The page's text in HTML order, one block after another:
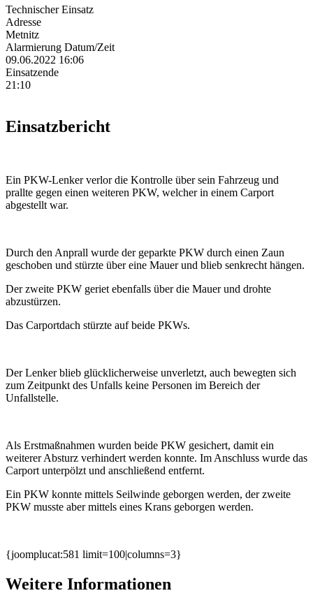
Technischer Einsatz
Adresse
Metnitz
Alarmierung Datum/Zeit
09.06.2022 16:06
Einsatzende
21:10
Einsatzbericht
Ein PKW-Lenker verlor die Kontrolle über sein Fahrzeug und
prallte gegen einen weiteren PKW, welcher in einem Carport
abgestellt war.
Durch den Anprall wurde der geparkte PKW durch einen Zaun
geschoben und stürzte über eine Mauer und blieb senkrecht hängen.
Der zweite PKW geriet ebenfalls über die Mauer und drohte
abzustürzen.
Das Carportdach stürzte auf beide PKWs.
Der Lenker blieb glücklicherweise unverletzt, auch bewegten sich
zum Zeitpunkt des Unfalls keine Personen im Bereich der
Unfallstelle.
Als Erstmaßnahmen wurden beide PKW gesichert, damit ein
weiterer Absturz verhindert werden konnte. Im Anschluss wurde das
Carport unterpölzt und anschließend entfernt.
Ein PKW konnte mittels Seilwinde geborgen werden, der zweite
PKW musste aber mittels eines Krans geborgen werden.
{joomplucat:581 limit=100|columns=3}
Weitere Informationen